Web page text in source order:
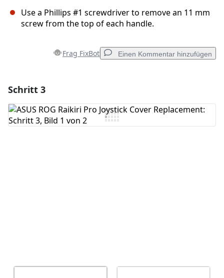
Use a Phillips #1 screwdriver to remove an 11 mm
screw from the top of each handle.
Frag FixBot Einen Kommentar hinzufügen
Kommentar hinzufügen
Schritt 3